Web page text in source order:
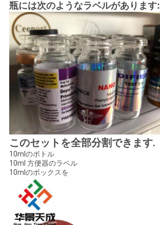
瓶には次のようなラベルがあります:
このセットを全部分割できます.
10mlのボトル
10ml 方便器のラベル
10mlのボックスを